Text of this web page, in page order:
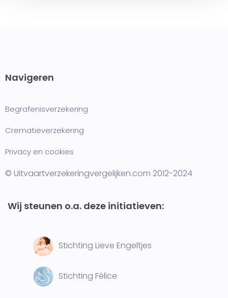
Navigeren
Begrafenisverzekering
Crematieverzekering
Privacy en cookies
© Uitvaartverzekeringvergelijken.com 2012-2024
Wij steunen o.a. deze initiatieven:
Stichting Lieve Engeltjes
Stichting Félice